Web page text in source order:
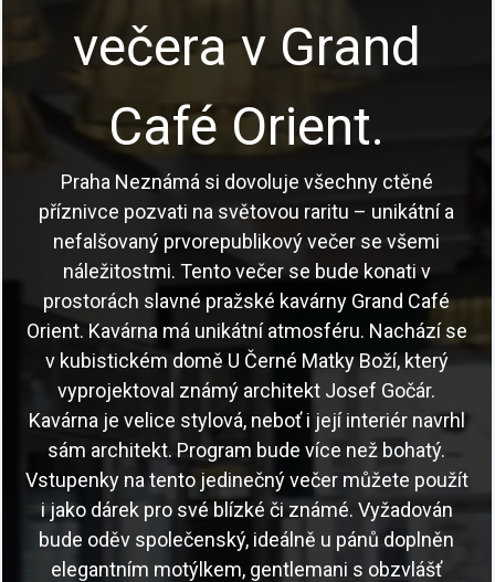
večera v Grand
Café Orient.
Praha Neznámá si dovoluje všechny ctěné
příznivce pozvati na světovou raritu – unikátní a
nefalšovaný prvorepublikový večer se všemi
náležitostmi. Tento večer se bude konati v
prostorách slavné pražské kavárny Grand Café
Orient. Kavárna má unikátní atmosféru. Nachází se
v kubistickém domě U Černé Matky Boží, který
vyprojektoval známý architekt Josef Gočár.
Kavárna je velice stylová, neboť i její interiér navrhl
sám architekt. Program bude více než bohatý.
Vstupenky na tento jedinečný večer můžete použít
i jako dárek pro své blízké či známé. Vyžadován
bude oděv společenský, ideálně u pánů doplněn
elegantním motýlkem, gentlemani s obzvlášť